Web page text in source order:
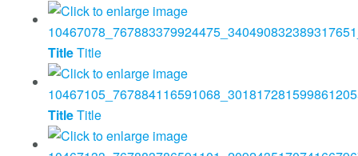
TitleTitle
TitleTitle